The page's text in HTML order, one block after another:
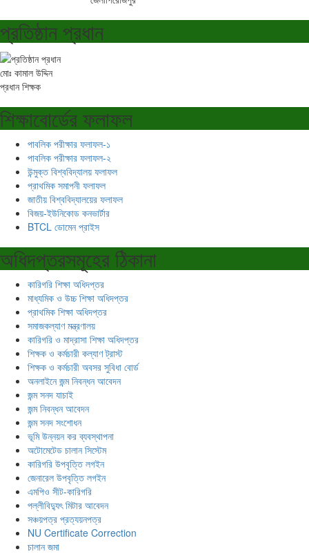
প্রতিষ্ঠান প্রধান
মোঃ কামাল উদ্দিন
প্রধান শিক্ষক
শিক্ষাবোর্ডের ফলাফল
পাবলিক পরীক্ষার ফলাফল-১
পাবলিক পরীক্ষার ফলাফল-২
উন্মুক্ত বিশ্ববিদ্যালয় ফলাফল
প্রাথমিক সমাপনী ফলাফল
জাতীয় বিশ্ববিদ্যালয়ের ফলাফল
বিজয়-ইউনিকোড কনভার্টার
BTCL ডোমেন প্রাইস
অধিদপ্তরসমূহের ঠিকানা
কারিগরি শিক্ষা অধিদপ্তর
মাধ্যমিক ও উচ্চ শিক্ষা অধিদপ্তর
প্রাথমিক শিক্ষা অধিদপ্তর
সমাজকল্যাণ মন্ত্রণালয়
কারিগরি ও মাদ্রাসা শিক্ষা অধিদপ্তর
শিক্ষক ও কর্মচারী কল্যাণ ট্রাস্ট
শিক্ষক ও কর্মচারী অবসর সুবিধা বোর্ড
অনলাইনে জন্ম নিবন্ধন আবেদন
জন্ম সনদ যাচাই
জন্ম নিবন্ধন আবেদন
জন্ম সনদ সংশোধন
ভূমি উন্নয়ন কর ব্যবস্থাপনা
অটোমেটেড চালান সিস্টেম
কারিগরি উপবৃত্তি লগইন
জেনারেল উপবৃত্তি লগইন
এমপিও সীট-কারিগরি
পল্লীবিদ্যুৎ মিটার আবেদন
সঞ্চয়পত্র প্রত্যয়নপত্র
NU Certificate Correction
চালান জমা